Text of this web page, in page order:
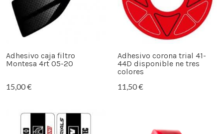
Adhesivo caja filtro
Montesa 4rt 05-20
15,00 €
Adhesivo corona trial 41-
44D disponible ne tres
colores
11,50 €